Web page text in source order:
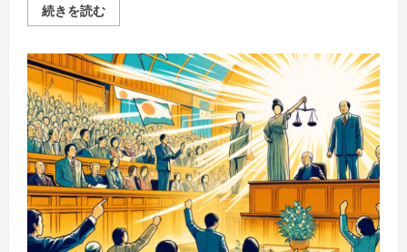
続きを読む『僕
の
ヤ
バ
イ
や
つ』-
「学
園
の
カ
ー
ス
ト
を
超
え